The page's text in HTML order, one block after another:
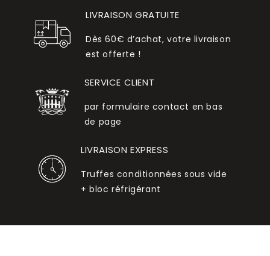
LIVRAISON GRATUITE
Dès 60€ d’achat, votre livraison
est offerte !
SERVICE CLIENT
par formulaire contact en bas
de page
LIVRAISON EXPRESS
Truffes conditionnées sous vide
+ bloc réfrigérant